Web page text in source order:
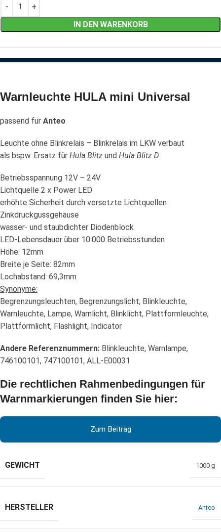
IN DEN WARENKORB
Warnleuchte HULA mini Universal
passend für Anteo
Leuchte ohne Blinkrelais – Blinkrelais im LKW verbaut
als bspw. Ersatz für Hula Blitz und Hula Blitz D
Betriebsspannung 12V – 24V
Lichtquelle 2 x Power LED
erhöhte Sicherheit durch versetzte Lichtquellen
Zinkdruckgussgehäuse
wasser- und staubdichter Diodenblock
LED-Lebensdauer über 10.000 Betriebsstunden
Höhe: 12mm
Breite je Seite: 82mm
Lochabstand: 69,3mm
Synonyme:
Begrenzungsleuchten, Begrenzungslicht, Blinkleuchte,
Warnleuchte, Lampe, Warnlicht, Blinklicht, Plattformleuchte,
Plattformlicht, Flashlight, Indicator
Andere Referenznummern: Blinkleuchte, Warnlampe,
746100101, 747100101, ALL-E00031
Die rechtlichen Rahmenbedingungen für
Warnmarkierungen finden Sie hier:
Zum Beitrag
GEWICHT 1000 g
HERSTELLER Anteo